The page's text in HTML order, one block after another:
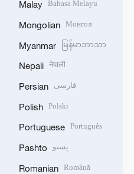
Malay Bahasa Melayu
Mongolian Монгол
Myanmar မြန်မာဘာသာ
Nepali नेपाली
Persian فارسی
Polish Polski
Portuguese Português
Pashto پښتو
Romanian Română